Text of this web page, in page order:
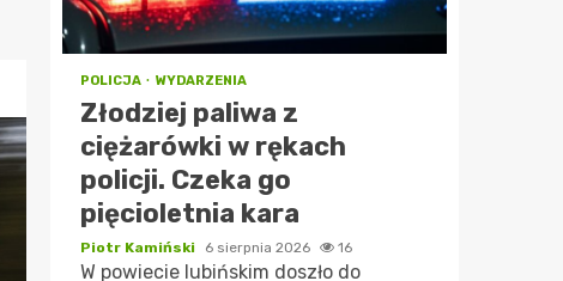
POLICJA WYDARZENIA
Złodziej paliwa z
ciężarówki w rękach
policji. Czeka go
pięcioletnia kara
Piotr Kamiński 6 sierpnia 2026 16
W powiecie lubińskim doszło do